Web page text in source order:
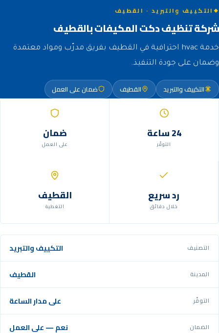
التكييف والتبريد · القطيف
شركة تنظيف دكت المكيفات بالقطيف
خدمة hvac احترافية في القطيف بفريق مدرّب ومواد معتمدة
وضمان على جودة التنفيذ.
التكييف والتبريد القطيف ضمان على العمل
24 ساعة
التوفّر
ضمان
على العمل
رد سريع
خلال دقائق
القطيف
التغطية
التصنيف التكييف والتبريد
المدينة القطيف
التوفّر على مدار الساعة
الضمان نعم — على العمل